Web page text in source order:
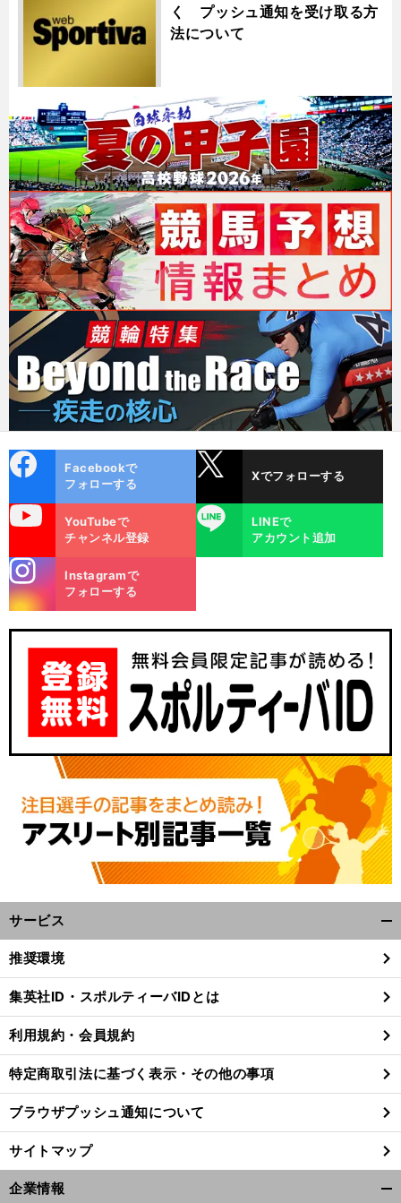
く プッシュ通知を受け取る方
法について
ok
Facebookで
フォローする
Xでフォローする
YouTubeで
チャンネル登録
LINE
LINEで
アカウント追加
m
Instagramで
フォローする
サービス
閉
る
推奨環境
集英社ID・スポルティーバIDとは
利用規約・会員規約
特定商取引法に基づく表示・その他の事項
ブラウザプッシュ通知について
サイトマップ
企業情報